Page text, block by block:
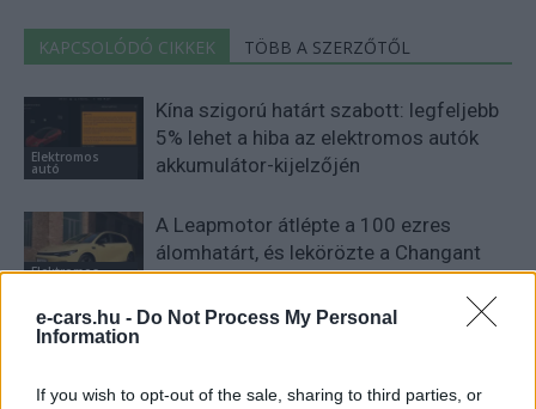
e-cars.hu - Do Not Process My Personal
Information
If you wish to opt-out of the sale, sharing to third parties, or
KAPCSOLÓDÓ CIKKEK TÖBB A SZERZŐTŐL
Elektromos
autó
Kína szigorú határt szabott: legfeljebb
5% lehet a hiba az elektromos autók
akkumulátor-kijelzőjén
Elektromos
A Leapmotor átlépte a 100 ezres
álomhatárt, és lekörözte a Changant
Elektromos
autó
szabadidő-autója Európában